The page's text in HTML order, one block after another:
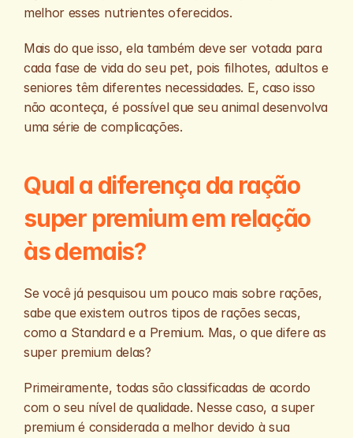
melhor esses nutrientes oferecidos.
Mais do que isso, ela também deve ser votada para
cada fase de vida do seu pet, pois filhotes, adultos e
seniores têm diferentes necessidades. E, caso isso
não aconteça, é possível que seu animal desenvolva
uma série de complicações.
Qual a diferença da ração
super premium em relação
às demais?
Se você já pesquisou um pouco mais sobre rações,
sabe que existem outros tipos de rações secas,
como a Standard e a Premium. Mas, o que difere as
super premium delas?
Primeiramente, todas são classificadas de acordo
com o seu nível de qualidade. Nesse caso, a super
premium é considerada a melhor devido à sua